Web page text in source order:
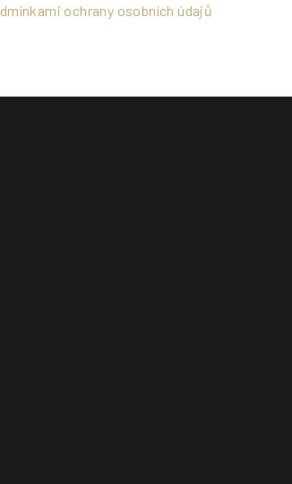
ochrany osobních údajů